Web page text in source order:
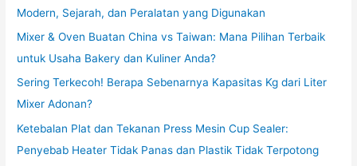
Modern, Sejarah, dan Peralatan yang Digunakan
Mixer & Oven Buatan China vs Taiwan: Mana Pilihan Terbaik
untuk Usaha Bakery dan Kuliner Anda?
Sering Terkecoh! Berapa Sebenarnya Kapasitas Kg dari Liter
Mixer Adonan?
Ketebalan Plat dan Tekanan Press Mesin Cup Sealer:
Penyebab Heater Tidak Panas dan Plastik Tidak Terpotong